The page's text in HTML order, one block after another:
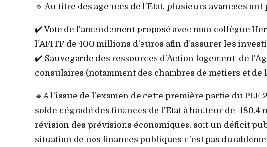
🔹 Au titre des agences de l’Etat, plusieurs avancées ont
✔️ Vote de l’amendement proposé avec mon collègue
l’AFITF de 400 millions d’euros afin d’assurer les
✔️ Sauvegarde des ressources d’Action logement, de
consulaires (notamment des chambres de métiers et de
🔹A l’issue de l’examen de cette première partie du
solde dégradé des finances de l’Etat à hauteur de -
révision des prévisions économiques, soit un déficit
situation de nos finances publiques n’est pas